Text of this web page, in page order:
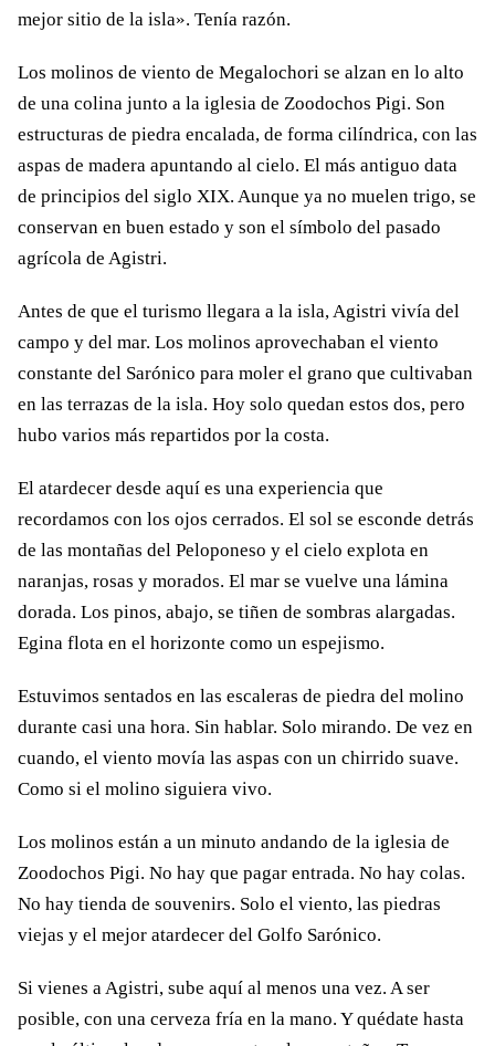
mejor sitio de la isla». Tenía razón.
Los molinos de viento de Megalochori se alzan en lo alto
de una colina junto a la iglesia de Zoodochos Pigi. Son
estructuras de piedra encalada, de forma cilíndrica, con las
aspas de madera apuntando al cielo. El más antiguo data
de principios del siglo XIX. Aunque ya no muelen trigo, se
conservan en buen estado y son el símbolo del pasado
agrícola de Agistri.
Antes de que el turismo llegara a la isla, Agistri vivía del
campo y del mar. Los molinos aprovechaban el viento
constante del Sarónico para moler el grano que cultivaban
en las terrazas de la isla. Hoy solo quedan estos dos, pero
hubo varios más repartidos por la costa.
El atardecer desde aquí es una experiencia que
recordamos con los ojos cerrados. El sol se esconde detrás
de las montañas del Peloponeso y el cielo explota en
naranjas, rosas y morados. El mar se vuelve una lámina
dorada. Los pinos, abajo, se tiñen de sombras alargadas.
Egina flota en el horizonte como un espejismo.
Estuvimos sentados en las escaleras de piedra del molino
durante casi una hora. Sin hablar. Solo mirando. De vez en
cuando, el viento movía las aspas con un chirrido suave.
Como si el molino siguiera vivo.
Los molinos están a un minuto andando de la iglesia de
Zoodochos Pigi. No hay que pagar entrada. No hay colas.
No hay tienda de souvenirs. Solo el viento, las piedras
viejas y el mejor atardecer del Golfo Sarónico.
Si vienes a Agistri, sube aquí al menos una vez. A ser
posible, con una cerveza fría en la mano. Y quédate hasta